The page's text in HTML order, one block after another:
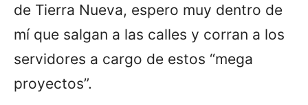
de Tierra Nueva, espero muy dentro de
mí que salgan a las calles y corran a los
servidores a cargo de estos “mega
proyectos”.